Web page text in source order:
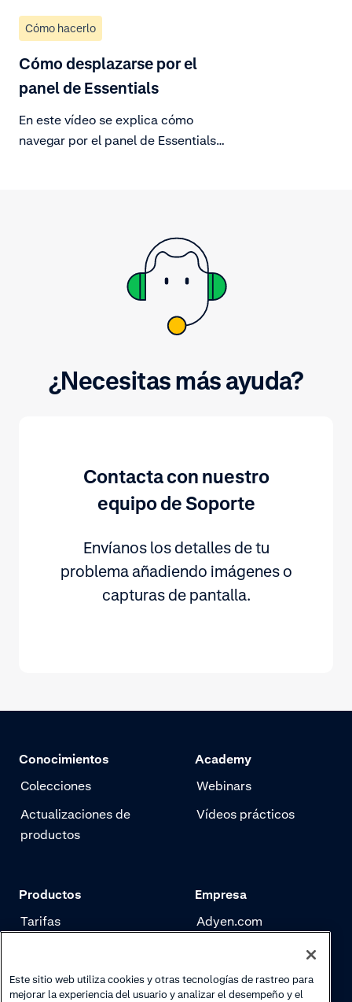
Cómo hacerlo
Cómo desplazarse por el
panel de Essentials
En este vídeo se explica cómo
navegar por el panel de Essentials.
¿Necesitas más ayuda?
Contacta con nuestro
equipo de Soporte
Envíanos los detalles de tu
problema añadiendo imágenes o
capturas de pantalla.
Conocimientos
Colecciones
Actualizaciones de
productos
Academy
Webinars
Vídeos prácticos
Productos
Tarifas
Gestión de riesgo
Empresa
Adyen.com
Newsletter
Este sitio web utiliza cookies y otras tecnologías de rastreo para
mejorar la experiencia del usuario y analizar el desempeño y el